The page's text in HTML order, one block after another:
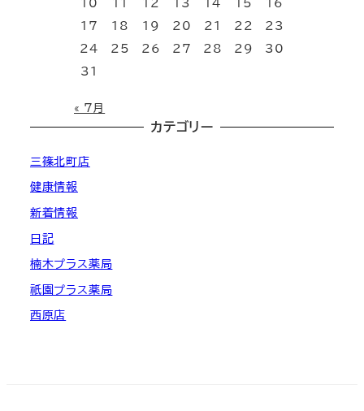
10
11 12 13 14 15
16
17
18 19 20 21 22
23
24
25 26 27 28 29
30
31
« 7月
カテゴリー
三篠北町店
健康情報
新着情報
日記
楠木プラス薬局
祇園プラス薬局
西原店